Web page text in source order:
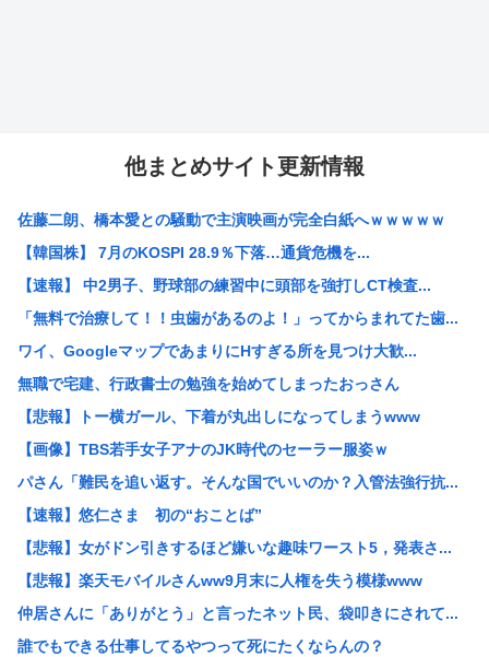
他まとめサイト更新情報
佐藤二朗、橋本愛との騒動で主演映画が完全白紙へｗｗｗｗｗ
【韓国株】 7月のKOSPI 28.9％下落…通貨危機を...
【速報】 中2男子、野球部の練習中に頭部を強打しCT検査...
「無料で治療して！！虫歯があるのよ！」ってからまれてた歯...
ワイ、GoogleマップであまりにΗすぎる所を見つけ大歓...
無職で宅建、行政書士の勉強を始めてしまったおっさん
【悲報】トー横ガール、下着が丸出しになってしまうwww
【画像】TBS若手女子アナのJK時代のセーラー服姿ｗ
パさん「難民を追い返す。そんな国でいいのか？入管法強行抗...
【速報】悠仁さま 初の“おことば”
【悲報】女がドン引きするほど嫌いな趣味ワースト5，発表さ...
【悲報】楽天モバイルさんww9月末に人権を失う模様www
仲居さんに「ありがとう」と言ったネット民、袋叩きにされて...
誰でもできる仕事してるやつって死にたくならんの？